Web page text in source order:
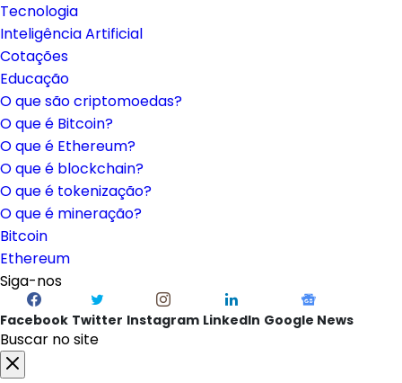
Tecnologia
Inteligência Artificial
Cotações
Educação
O que são criptomoedas?
O que é Bitcoin?
O que é Ethereum?
O que é blockchain?
O que é tokenização?
O que é mineração?
Bitcoin
Ethereum
Siga-nos
Facebook Twitter Instagram LinkedIn Google News
Buscar no site